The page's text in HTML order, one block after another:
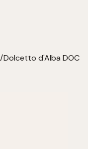
/Dolcetto d'Alba DOC